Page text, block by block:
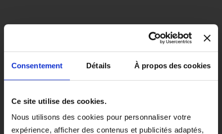
Consentement Détails À propos des cookies
Ce site utilise des cookies.
Nous utilisons des cookies pour personnaliser votre
expérience, afficher des contenus et publicités adaptés,
close
EN COLORIS NOIR, CE PRODUIT
SEPTEMBRE 2026.